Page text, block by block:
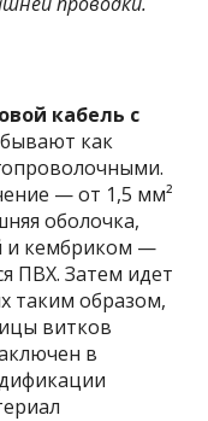
кабель с
как
— от 1,5 мм²
оболочка,
и кембриком —
ПВХ. Затем идет
таким образом,
витков
в